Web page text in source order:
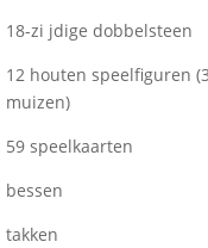
18-zi jdige dobbelsteen
12 houten speelfiguren
muizen)
59 speelkaarten
bessen
takken